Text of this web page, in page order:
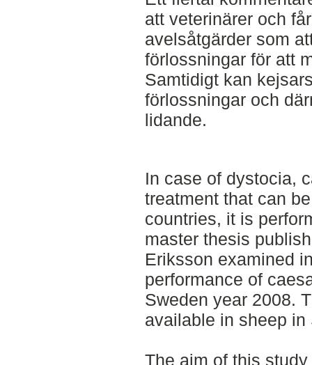
att veterinärer och
avelsåtgärder som
förlossningar för att
Samtidigt kan
förlossningar och
lidande.
In case of dystocia,
treatment that can
countries, it is
master thesis
Eriksson examined
performance of
Sweden year 2008.
available in sheep in
The aim of this